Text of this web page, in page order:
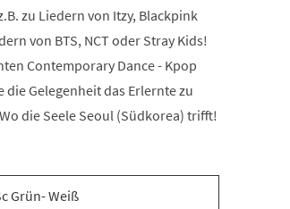
zu Liedern von Itzy, Blackpink
von BTS, NCT oder Stray Kids!
Contemporary Dance - Kpop
Gelegenheit das Erlernte zu
die Seele Seoul (Südkorea) trifft!
Grün- Weiß